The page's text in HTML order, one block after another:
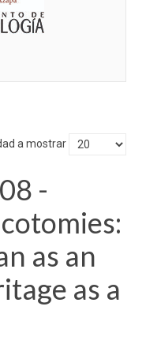
a mostrar
-
as an
as a